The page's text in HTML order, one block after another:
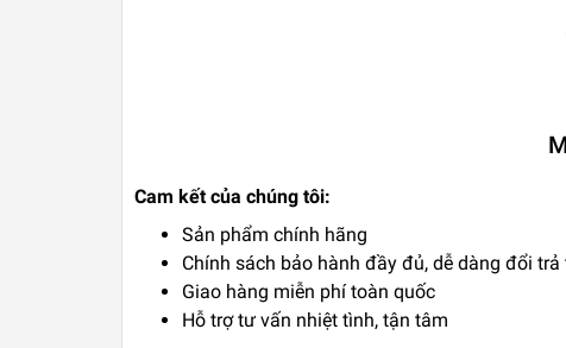
Cam kết của chúng tôi:
Sản phẩm chính hãng
Chính sách bảo hành đầy đủ, dễ dàng đổi
Giao hàng miễn phí toàn quốc
Hỗ trợ tư vấn nhiệt tình, tận tâm